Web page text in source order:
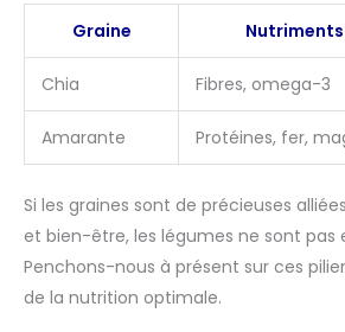
Graine
Chia Fibres, omega-3
Amarante Protéines, fer,
Si les graines sont de précieuses
et bien-être, les légumes ne sont pas
Penchons-nous à présent sur ces
de la nutrition optimale.